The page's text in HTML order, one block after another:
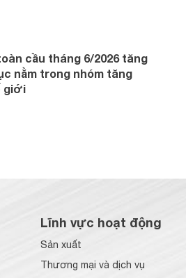
cầu tháng 6/2026 tăng
nằm trong nhóm tăng
giới
Lĩnh vực hoạt động
Sản xuất
Thương mại và dịch vụ